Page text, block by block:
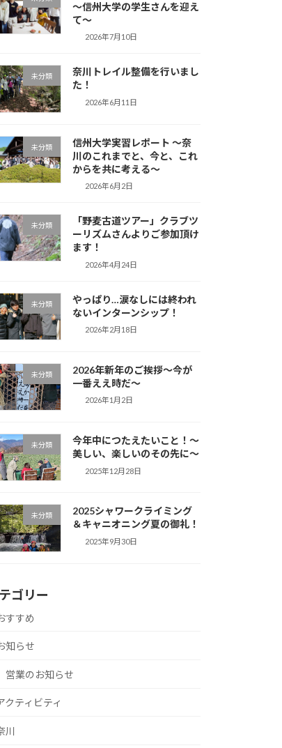
～信州大学の学生さんを迎え
て～
2026年7月10日
未分類
奈川トレイル整備を行いまし
た！
2026年6月11日
未分類
信州大学実習レポート ～奈
川のこれまでと、今と、これ
からを共に考える～
2026年6月2日
未分類
「野麦古道ツアー」クラブツ
ーリズムさんよりご参加頂け
ます！
2026年4月24日
未分類
やっぱり…涙なしには終われ
ないインターンシップ！
2026年2月18日
未分類
2026年新年のご挨拶～今が
一番ええ時だ～
2026年1月2日
未分類
今年中につたえたいこと！～
美しい、楽しいのその先に～
2025年12月28日
未分類
2025シャワークライミング
＆キャニオニング夏の御礼！
2025年9月30日
ゴリー
すすめ
知らせ
営業のお知らせ
クティビティ
川